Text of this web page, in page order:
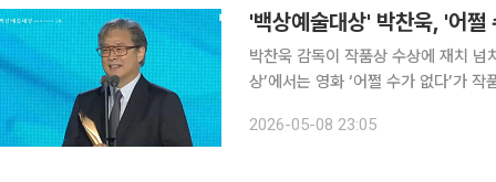
'백상예술대상' 박찬욱, '어
박찬욱 감독이 작품상 수상에 재치 넘치는 소감을 남겼다. 8일
상’에서는 영화 ‘어쩔 수가 없다’가 작품상을 수상했다. 이날 박찬욱
2026-05-08 23:05